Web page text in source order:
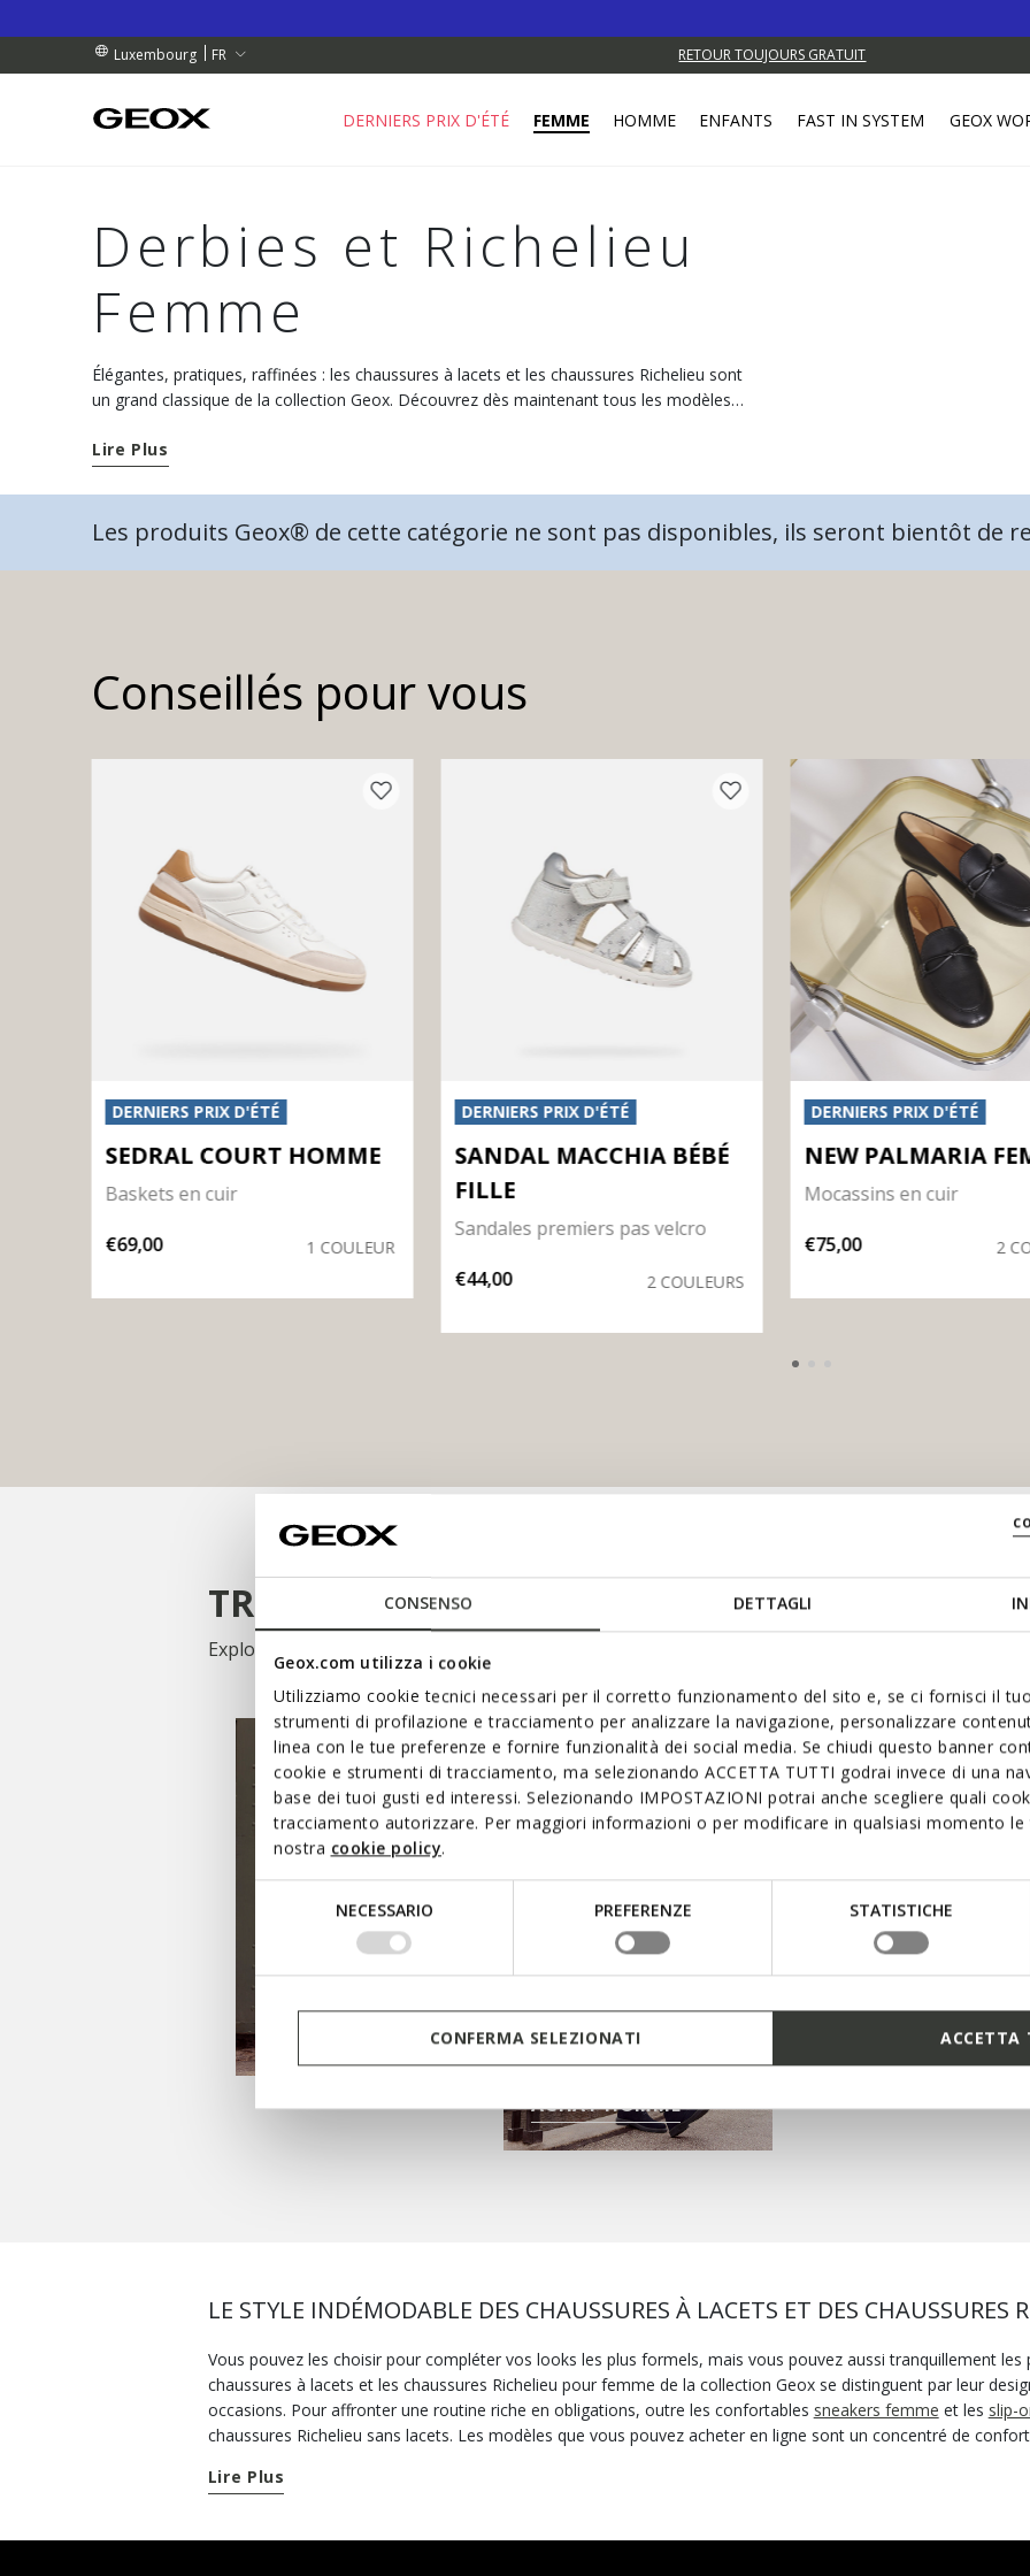
CONSENSO DETTAGLI
Geox.com utilizza i cookie
Utilizziamo cookie tecnici necessari per il corretto funzionamento del sito e, se ci fornisci il
strumenti di profilazione e tracciamento per analizzare la navigazione, personalizzare
linea con le tue preferenze e fornire funzionalità dei social media. Se chiudi questo banner
cookie e strumenti di tracciamento, ma selezionando ACCETTA TUTTI godrai invece di una
base dei tuoi gusti ed interessi. Selezionando IMPOSTAZIONI potrai anche scegliere quali
tracciamento autorizzare. Per maggiori informazioni o per modificare in qualsiasi momento
nostra cookie policy.
consenso
NECESSARIO PREFERENZE STATISTICHE
CONFERMA SELEZIONATI ACCETTA
Luxembourg
FR
DE PLUS DE 99.00 € RETOUR TOUJOURS GRATUIT
PROCHE DE CHEZ VOUS.
DE PLUS DE 99.00 €
DERNIERS PRIX D'ÉTÉ FEMME HOMME ENFANTS FAST IN SYSTEM GEOX
Derbies et Richelieu
Femme
Élégantes, pratiques, raffinées : les chaussures à lacets et les chaussures Richelieu sont
un grand classique de la collection Geox. Découvrez dès maintenant tous les modèles
Lire Plus
Les produits Geox® de cette catégorie ne sont pas disponibles, ils seront bientôt de
Conseillés pour vous
DERNIERS PRIX D'ÉTÉ
SEDRAL COURT HOMME
Baskets en cuir
€69,00
1 COULEUR
DERNIERS PRIX D'ÉTÉ
SANDAL MACCHIA BÉBÉ
FILLE
Sandales premiers pas velcro
€44,00
2 COULEURS
DERNIERS PRIX D'ÉTÉ
NEW PALMARIA
Mocassins en cuir
€75,00
2
TROUVEZ VOTRE STYLE
Explorez notre collection de vêtements et chaussures pour toute la famille et découvrez le
ACHAT HOMME
ACHAT ENFANTS
LE STYLE INDÉMODABLE DES CHAUSSURES À LACETS ET DES CHAUSSURES
Vous pouvez les choisir pour compléter vos looks les plus formels, mais vous pouvez aussi tranquillement les
chaussures à lacets et les chaussures Richelieu pour femme de la collection Geox se distinguent par leur
occasions. Pour affronter une routine riche en obligations, outre les confortables sneakers femme et les slip-
chaussures Richelieu sans lacets. Les modèles que vous pouvez acheter en ligne sont un concentré de
technologique sont légères, souples et respirantes et, grâce à leurs propriétés amortissantes, elles vous
symbole et vous accompagnent du matin jusqu’au soir en ajoutant une touche d’élégance à n’importe quelle
Lire Plus